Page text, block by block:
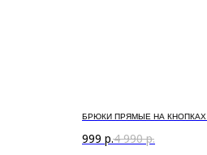
БРЮКИ ПРЯМЫЕ НА КНОПКАХ
999 р.4 990 р.